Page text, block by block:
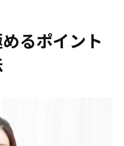
るポイント